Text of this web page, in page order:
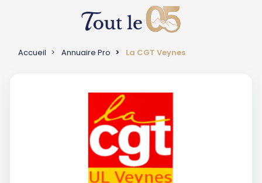
Accueil Annuaire Pro La CGT Veynes